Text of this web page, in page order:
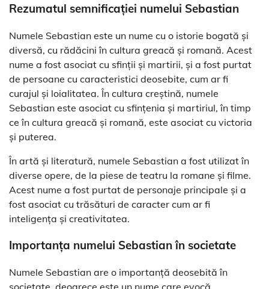
Rezumatul semnificației numelui Sebastian
Numele Sebastian este un nume cu o istorie bogată și
diversă, cu rădăcini în cultura greacă și romană. Acest
nume a fost asociat cu sfinții și martirii, și a fost purtat
de persoane cu caracteristici deosebite, cum ar fi
curajul și loialitatea. În cultura creștină, numele
Sebastian este asociat cu sfințenia și martiriul, în timp
ce în cultura greacă și romană, este asociat cu victoria
și puterea.
În artă și literatură, numele Sebastian a fost utilizat în
diverse opere, de la piese de teatru la romane și filme.
Acest nume a fost purtat de personaje principale și a
fost asociat cu trăsături de caracter cum ar fi
inteligența și creativitatea.
Importanța numelui Sebastian în societate
Numele Sebastian are o importanță deosebită în
societate, deoarece este un nume care evocă